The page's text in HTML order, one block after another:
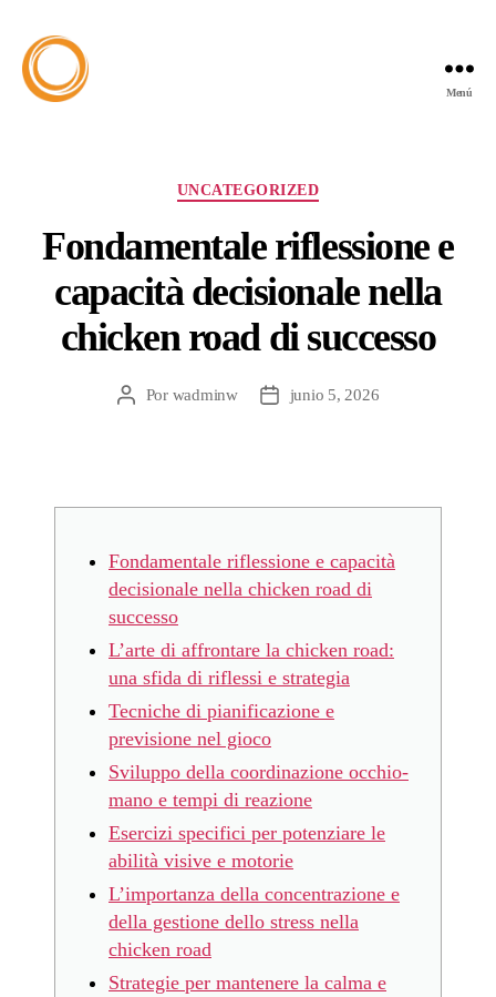
Menú
UNCATEGORIZED
Fondamentale riflessione e
capacità decisionale nella
chicken road di successo
Por wadminw junio 5, 2026
Fondamentale riflessione e capacità
decisionale nella chicken road di
successo
L’arte di affrontare la chicken road:
una sfida di riflessi e strategia
Tecniche di pianificazione e
previsione nel gioco
Sviluppo della coordinazione occhio-
mano e tempi di reazione
Esercizi specifici per potenziare le
abilità visive e motorie
L’importanza della concentrazione e
della gestione dello stress nella
chicken road
Strategie per mantenere la calma e